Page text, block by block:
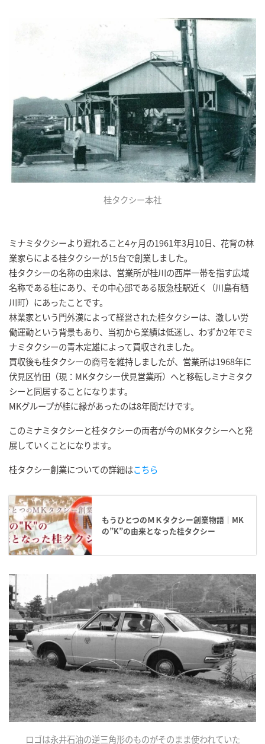
桂タクシー本社
ミナミタクシーより遅れること4ヶ月の1961年3月10日、花背の林
業家らによる桂タクシーが15台で創業しました。
桂タクシーの名称の由来は、営業所が桂川の西岸一帯を指す広域
名称である桂にあり、その中心部である阪急桂駅近く（川島有栖
川町）にあったことです。
林業家という門外漢によって経営された桂タクシーは、激しい労
働運動という背景もあり、当初から業績は低迷し、わずか2年でミ
ナミタクシーの青木定雄によって買収されました。
買収後も桂タクシーの商号を維持しましたが、営業所は1968年に
伏見区竹田（現：MKタクシー伏見営業所）へと移転しミナミタク
シーと同居することになります。
MKグループが桂に縁があったのは8年間だけです。
このミナミタクシーと桂タクシーの両者が今のMKタクシーへと発
展していくことになります。
桂タクシー創業についての詳細はこちら
もうひとつのＭＫタクシー創業物語｜MK
の”K”の由来となった桂タクシー
ロゴは永井石油の逆三角形のものがそのまま使われていた